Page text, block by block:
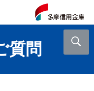
質問